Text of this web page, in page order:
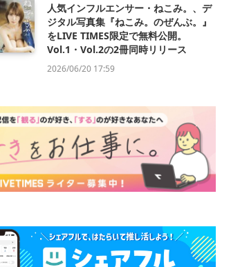
人気インフルエンサー・ねこみ。、デ
ジタル写真集『ねこみ。のぜんぶ。』
をLIVE TIMES限定で無料公開。
Vol.1・Vol.2の2冊同時リリース
2026/06/20 17:59